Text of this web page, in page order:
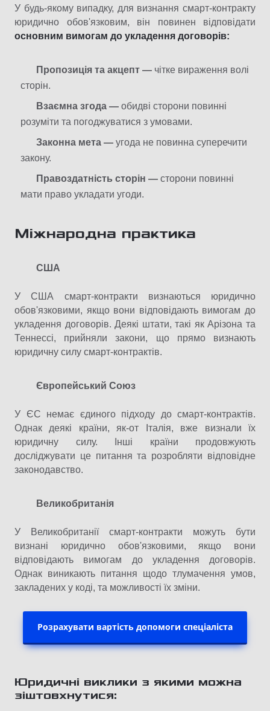
У будь-якому випадку, для визнання смарт-контракту
юридично обов'язковим, він повинен відповідати
основним вимогам до укладення договорів:​
Пропозиція та акцепт — чітке вираження волі
сторін.​
Взаємна згода — обидві сторони повинні
розуміти та погоджуватися з умовами.​
Законна мета — угода не повинна суперечити
закону.​
Правоздатність сторін — сторони повинні
мати право укладати угоди.​
Міжнародна практика
США
У США смарт-контракти визнаються юридично
обов'язковими, якщо вони відповідають вимогам до
укладення договорів. Деякі штати, такі як Арізона та
Теннессі, прийняли закони, що прямо визнають
юридичну силу смарт-контрактів.​
Європейський Союз
У ЄС немає єдиного підходу до смарт-контрактів.
Однак деякі країни, як-от Італія, вже визнали їх
юридичну силу. Інші країни продовжують
досліджувати це питання та розробляти відповідне
законодавство.​
Великобританія
У Великобританії смарт-контракти можуть бути
визнані юридично обов'язковими, якщо вони
відповідають вимогам до укладення договорів.
Однак виникають питання щодо тлумачення умов,
закладених у коді, та можливості їх зміни.​
Розрахувати вартість допомоги спеціаліста
Юридичні виклики з якими можна
зіштовхнутися: